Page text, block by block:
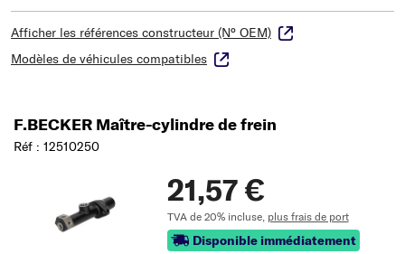
Afficher les références constructeur (N° OEM)
Modèles de véhicules compatibles
F.BECKER Maître-cylindre de frein
Réf : 12510250
21,57 €
TVA de 20% incluse, plus frais de port
Disponible immédiatement